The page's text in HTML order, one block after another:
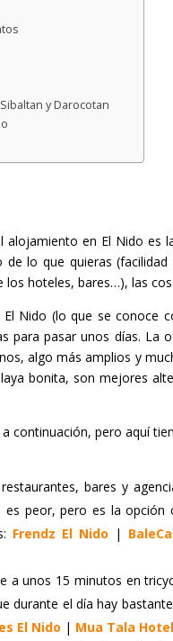
y Darocotan
alojamiento en El Nido es
lo que quieras
hoteles, bares…), las
Nido (lo que se conoce
para pasar unos días. La
algo más amplios y
bonita, son mejores
continuación, pero aquí
bares y
es peor, pero es la
Frendz El Nido |
a unos 15 minutos en
durante el día hay
El Nido | Mua Tala